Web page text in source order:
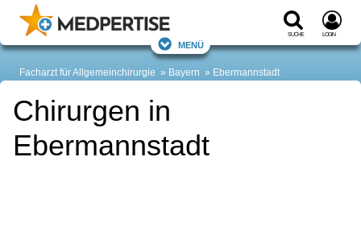
Suche Login
Menü
Facharzt für Allgemeinchirurgie Bayern Ebermannstadt
Chirurgen in
Ebermannstadt